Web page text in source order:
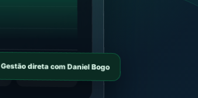
Gestão direta com Daniel Bogo